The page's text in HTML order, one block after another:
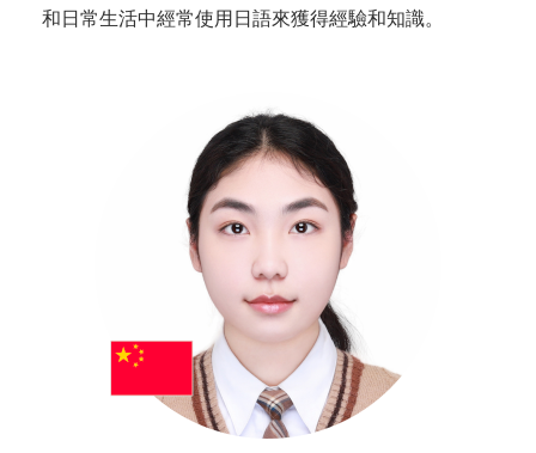
和日常生活中經常使用日語來獲得經驗和知識。